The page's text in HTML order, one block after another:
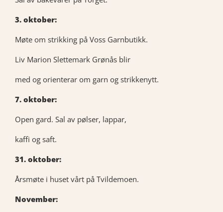
3. oktober:
Møte om strikking på Voss Garnbutikk.
Liv Marion Slettemark Grønås blir
med og orienterar om garn og strikkenytt.
7. oktober:
Open gard. Sal av pølser, lappar,
kaffi og saft.
31. oktober:
Årsmøte i huset vårt på Tvildemoen.
November: